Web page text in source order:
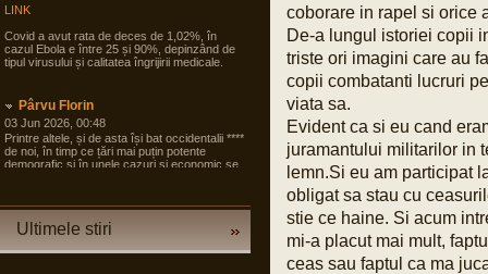
LINK
Covid a avut rata de deces de 1,02%, în
cazul Ebola e între 25 și 90%, depinzând de
tipul virusului și calitatea îngrijirii medicale.
Pârvu Florin
03 Jun 2026, 00:48
Printre altele, și de asta își bat occidentalii ****
de noi, în timp ce țări mai puțin potente
demografic și în unele cazuri și economic se
din societate, noi încă dezbatem cine e
războiul cea mai bună resursă a Europei sunt
Ultimele stiri
coborare in rapel si orice
De-a lungul istoriei copii
triste ori imagini care au
copii combatanti lucruri
viata sa.
Evident ca si eu cand
juramantului militarilor in
lemn.Si eu am participat
obligat sa stau cu
stie ce haine. Si acum
mi-a placut mai mult,
ceas sau faptul ca ma